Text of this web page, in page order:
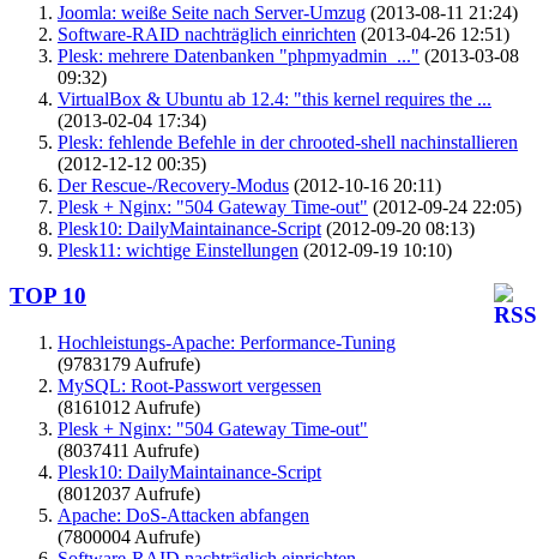
Joomla: weiße Seite nach Server-Umzug (2013-08-11 21:24)
Software-RAID nachträglich einrichten (2013-04-26 12:51)
Plesk: mehrere Datenbanken "phpmyadmin_..." (2013-03-08
09:32)
VirtualBox & Ubuntu ab 12.4: "this kernel requires the ...
(2013-02-04 17:34)
Plesk: fehlende Befehle in der chrooted-shell nachinstallieren
(2012-12-12 00:35)
Der Rescue-/Recovery-Modus (2012-10-16 20:11)
Plesk + Nginx: "504 Gateway Time-out" (2012-09-24 22:05)
Plesk10: DailyMaintainance-Script (2012-09-20 08:13)
Plesk11: wichtige Einstellungen (2012-09-19 10:10)
TOP 10
Hochleistungs-Apache: Performance-Tuning
(9783179 Aufrufe)
MySQL: Root-Passwort vergessen
(8161012 Aufrufe)
Plesk + Nginx: "504 Gateway Time-out"
(8037411 Aufrufe)
Plesk10: DailyMaintainance-Script
(8012037 Aufrufe)
Apache: DoS-Attacken abfangen
(7800004 Aufrufe)